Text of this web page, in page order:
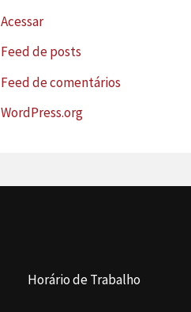
Acessar
Feed de posts
Feed de comentários
WordPress.org
Horário de Trabalho